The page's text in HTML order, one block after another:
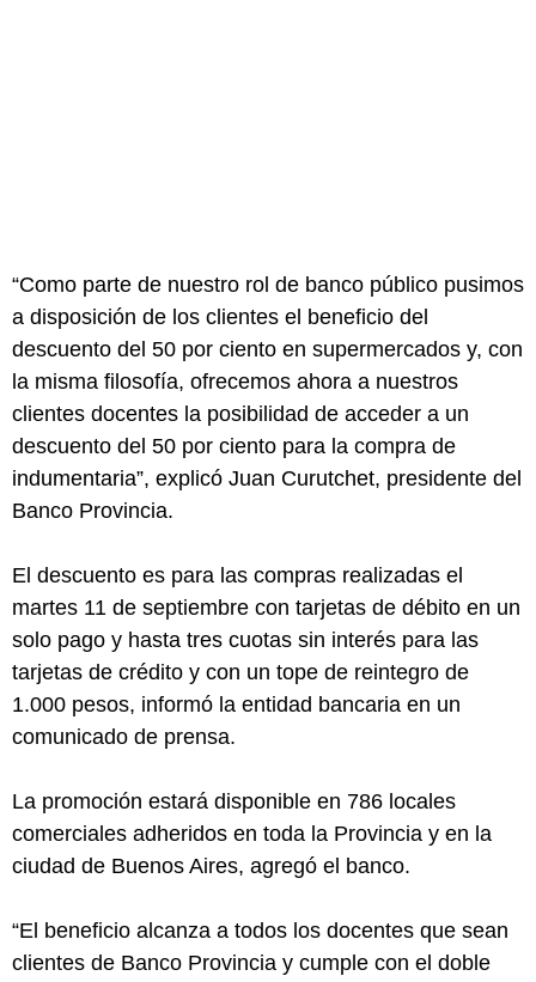
“Como parte de nuestro rol de banco público pusimos
a disposición de los clientes el beneficio del
descuento del 50 por ciento en supermercados y, con
la misma filosofía, ofrecemos ahora a nuestros
clientes docentes la posibilidad de acceder a un
descuento del 50 por ciento para la compra de
indumentaria”, explicó Juan Curutchet, presidente del
Banco Provincia.
El descuento es para las compras realizadas el
martes 11 de septiembre con tarjetas de débito en un
solo pago y hasta tres cuotas sin interés para las
tarjetas de crédito y con un tope de reintegro de
1.000 pesos, informó la entidad bancaria en un
comunicado de prensa.
La promoción estará disponible en 786 locales
comerciales adheridos en toda la Provincia y en la
ciudad de Buenos Aires, agregó el banco.
“El beneficio alcanza a todos los docentes que sean
clientes de Banco Provincia y cumple con el doble